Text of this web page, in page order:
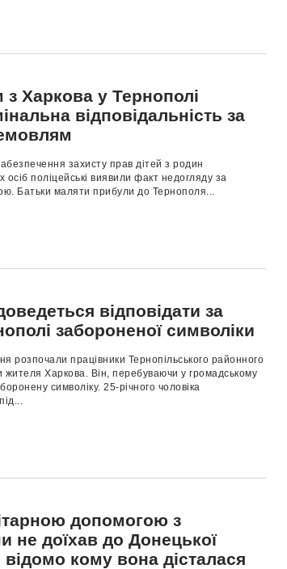
Харкова у Тернополі
відповідальність за
захисту прав дітей з родин
поліцейські виявили факт недогляду за
Батьки маляти прибули до Тернополя...
відповідати за
забороненої символіки
розпочали працівники Тернопільського районного
жителя Харкова. Він, перебуваючи у громадському
символіку. 25-річного чоловіка
допомогою з
не доїхав до Донецької
відомо кому вона дісталася